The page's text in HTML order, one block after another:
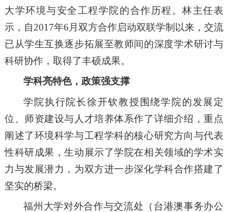
大学环境与安全工程学院的合作历程。林主任表
示，自2017年6月双方合作启动双联学制以来，交流
已从学生互换逐步拓展至教师间的深度学术研讨与
科研协作，取得了丰硕成果。
学科亮特色，政策强支撑
学院执行院长徐开钦教授围绕学院的发展定
位、师资建设与人才培养体系作了详细介绍，重点
阐述了环境科学与工程学科的核心研究方向与代表
性科研成果，生动展示了学院在相关领域的学术实
力与发展潜力，为双方进一步深化学科合作搭建了
坚实的桥梁。
福州大学对外合作与交流处（台港澳事务办公